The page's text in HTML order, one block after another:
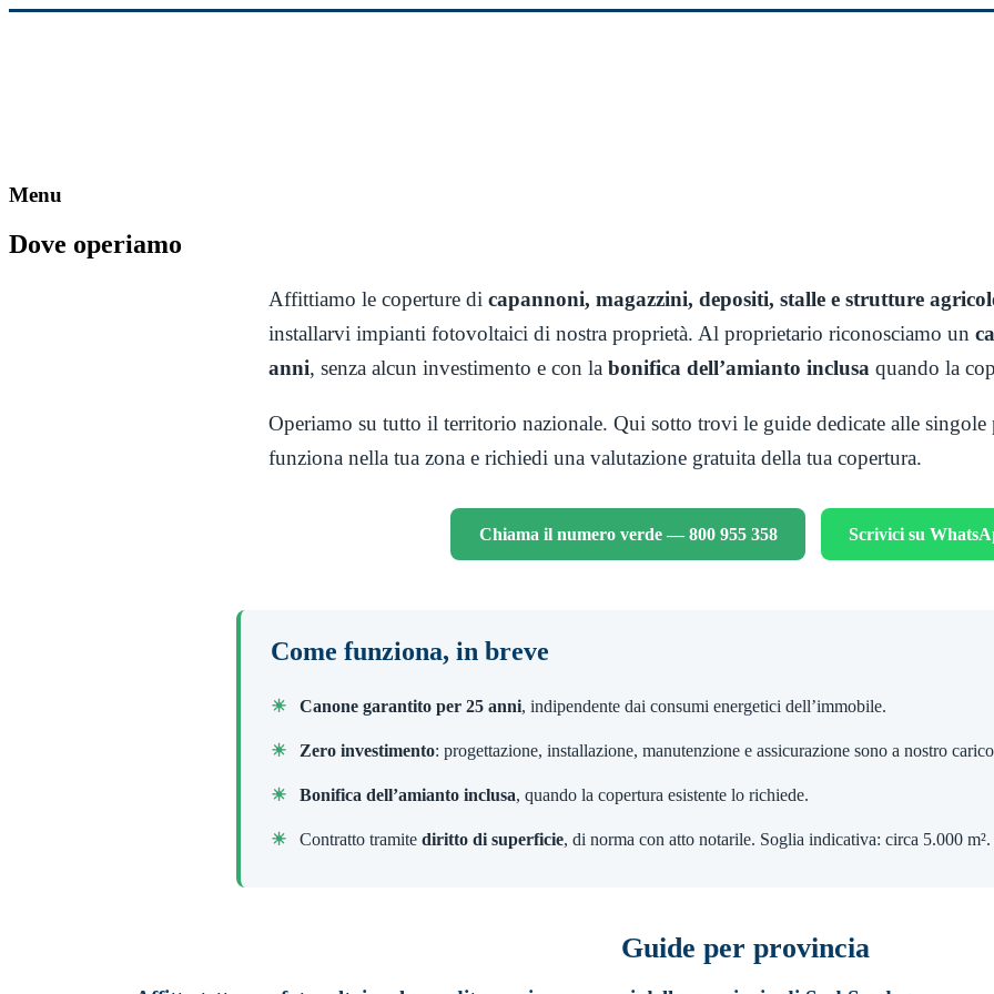
Menu
Dove operiamo
Affittiamo le coperture di capannoni, magazzini, depositi, stalle e strutture
installarvi impianti fotovoltaici di nostra proprietà. Al proprietario riconosciamo un
anni, senza alcun investimento e con la bonifica dell’amianto inclusa quando la
Operiamo su tutto il territorio nazionale. Qui sotto trovi le guide dedicate alle singole
funziona nella tua zona e richiedi una valutazione gratuita della tua copertura.
Chiama il numero verde — 800 955 358 Scrivici su
Come funziona, in breve
☀ Canone garantito per 25 anni, indipendente dai consumi energetici dell’immobile.
☀ Zero investimento: progettazione, installazione, manutenzione e assicurazione sono a nostro
☀ Bonifica dell’amianto inclusa, quando la copertura esistente lo richiede.
☀ Contratto tramite diritto di superficie, di norma con atto notarile. Soglia indicativa: circa 5.000 m².
Guide per provincia